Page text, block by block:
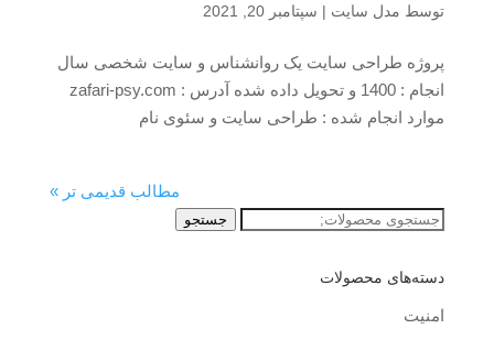
توسط مدل سایت | سپتامبر 20, 2021
پروژه طراحی سایت یک روانشناس و سایت شخصی سال
انجام : 1400 و تحویل داده شده آدرس : zafari-psy.com
موارد انجام شده : طراحی سایت و سئوی نام
مطالب قدیمی تر »
جستجو
جستجو
دسته‌های محصولات
امنیت